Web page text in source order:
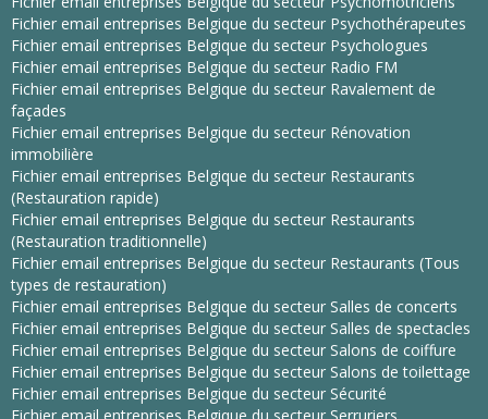
Fichier email entreprises Belgique du secteur Psychothérapeutes
Fichier email entreprises Belgique du secteur Psychologues
Fichier email entreprises Belgique du secteur Radio FM
Fichier email entreprises Belgique du secteur Ravalement de
façades
Fichier email entreprises Belgique du secteur Rénovation
immobilière
Fichier email entreprises Belgique du secteur Restaurants
(Restauration rapide)
Fichier email entreprises Belgique du secteur Restaurants
(Restauration traditionnelle)
Fichier email entreprises Belgique du secteur Restaurants (Tous
types de restauration)
Fichier email entreprises Belgique du secteur Salles de concerts
Fichier email entreprises Belgique du secteur Salles de spectacles
Fichier email entreprises Belgique du secteur Salons de coiffure
Fichier email entreprises Belgique du secteur Salons de toilettage
Fichier email entreprises Belgique du secteur Sécurité